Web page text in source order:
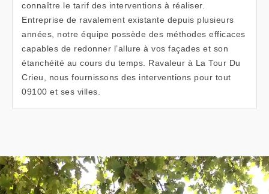
connaître le tarif des interventions à réaliser.
Entreprise de ravalement existante depuis plusieurs
années, notre équipe possède des méthodes efficaces
capables de redonner l’allure à vos façades et son
étanchéité au cours du temps. Ravaleur à La Tour Du
Crieu, nous fournissons des interventions pour tout
09100 et ses villes.